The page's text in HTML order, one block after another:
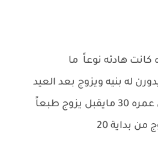
كانت هادئه نوعاً ما
له بنيه ويزوج بعد العيد
والكل فرحان طبعاً لان عمره 30 مايقبل يزوج طبعاً
بداية 20